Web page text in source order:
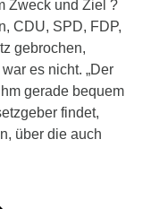
Zweck und Ziel ?
CDU, SPD, FDP,
gebrochen,
es nicht. „Der
gerade bequem
findet,
über die auch